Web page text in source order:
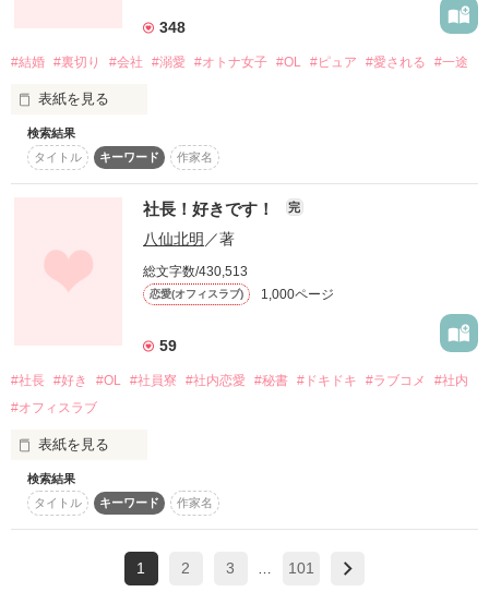
----------------------------------------
レビューありがとうございました
----------------------------------------
☆束縛彼氏☆
【完結】
作品を読む
まだまだ未熟ですがよろしくお願いします！
               ↓
作品を読む
348
#結婚 #裏切り #会社 #溺愛 #オトナ女子 #OL #ピュア #愛される #一途
表紙を見る
愛される事なんて、そんな資格はないと
ずっと思っていたけれど
一瞬に縛られた私の心は
ほどかれることなくのめりこむ
他サイトにて、別名義で書いた作品です。
既に読んでくださってる方もいるかもしれませんが、
検索結果
タイトル
キーワード 作家名
社長！好きです！ 完
八仙北明 ／著
総文字数/430,513
恋愛(オフィスラブ) 1,000ページ
59
#社長 #好き #OL #社員寮 #社内恋愛 #秘書 #ドキドキ #ラブコメ
#社内
#オフィスラブ
表紙を見る
何の取り得もないただのＯＬ
久利生　和（くりき　なごみ）２８
学生時代からの付き合いの彼氏は
一向にプロポーズしてくれる気配すらなく
検索結果
タイトル
キーワード 作家名
1 2 3 … 101